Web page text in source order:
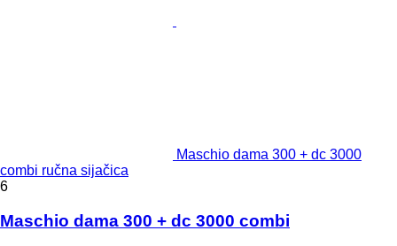
Maschio dama 300 + dc 3000
combi ručna sijačica
6
Maschio dama 300 + dc 3000 combi